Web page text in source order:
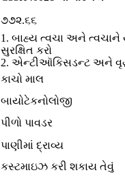
૭૭૨.૬૬
1. બાહ્ય ત્વચા અને ત્વચાને
સુરક્ષિત કરો
2. એન્ટીઑકિસડન્ટ અને
કાચો માલ
બાયોટેકનોલોજી
પીળો પાવડર
પાણીમાં દ્રાવ્ય
કસ્ટમાઇઝ કરી શકાય તેવું